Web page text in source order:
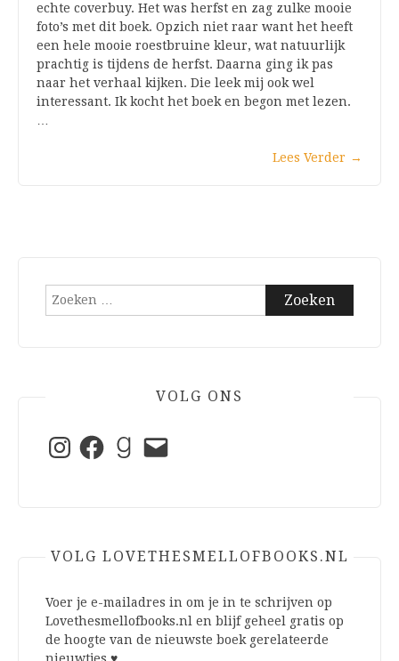
echte coverbuy. Het was herfst en zag zulke mooie
foto’s met dit boek. Opzich niet raar want het heeft
een hele mooie roestbruine kleur, wat natuurlijk
prachtig is tijdens de herfst. Daarna ging ik pas
naar het verhaal kijken. Die leek mij ook wel
interessant. Ik kocht het boek en begon met lezen.
Lees Verder →
Zoeken
VOLG ONS
InstagramFacebookGoodreads
E-
mail
VOLG LOVETHESMELLOFBOOKS.NL
Voer je e-mailadres in om je in te schrijven op
Lovethesmellofbooks.nl en blijf geheel gratis op
de hoogte van de nieuwste boek gerelateerde